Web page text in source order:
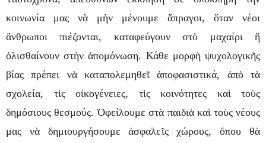
κοινωνία μας νὰ μὴν μένουμε ἄπραγοι, ὅταν νέοι
ἄνθρωποι πιέζονται, καταφεύγουν στὸ μαχαίρι ἢ
ὀλισθαίνουν στὴν ἀπομόνωση. Κάθε μορφὴ ψυχολογικῆς
βίας πρέπει νὰ καταπολεμηθεῖ ἀποφασιστικά, ἀπὸ τὰ
σχολεία, τὶς οἰκογένειες, τὶς κοινότητες καὶ τοὺς
δημόσιους θεσμούς. Ὀφείλουμε στὰ παιδιὰ καὶ τοὺς νέους
μας νὰ δημιουργήσουμε ἀσφαλεῖς χώρους, ὅπου θὰ